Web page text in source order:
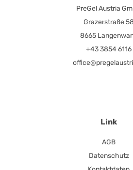
PreGel Austria
Grazerstraße 58
8665
+43 3854 6116
Link
AGB
Datenschutz